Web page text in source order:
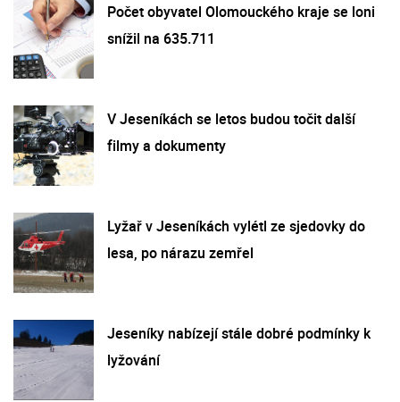
Počet obyvatel Olomouckého kraje se loni
snížil na 635.711
V Jeseníkách se letos budou točit další
filmy a dokumenty
Lyžař v Jeseníkách vylétl ze sjedovky do
lesa, po nárazu zemřel
Jeseníky nabízejí stále dobré podmínky k
lyžování